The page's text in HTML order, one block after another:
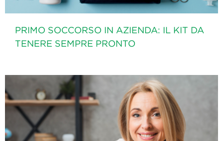
PRIMO SOCCORSO IN AZIENDA: IL KIT DA
TENERE SEMPRE PRONTO